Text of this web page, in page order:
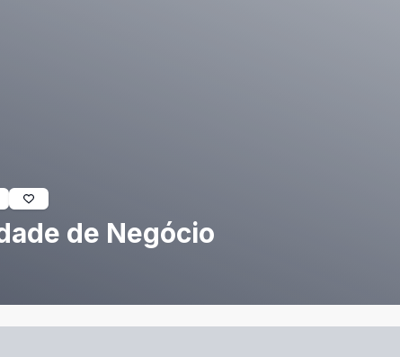
de Negócio